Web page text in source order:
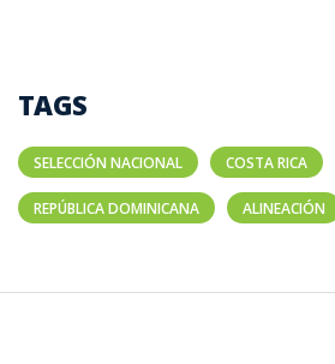
TAGS
SELECCIÓN NACIONAL COSTA RICA
REPÚBLICA DOMINICANA ALINEACIÓN